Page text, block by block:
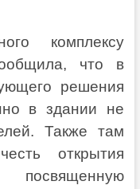
комплексу
что в
решения
в здании не
Также там
открытия
посвященную